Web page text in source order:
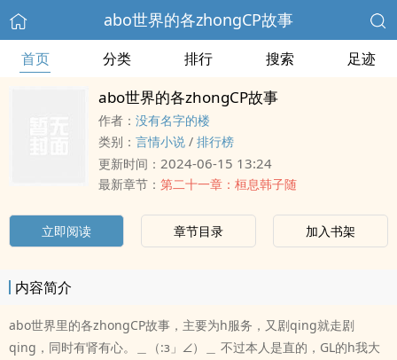
abo世界的各zhongCP故事
首页 分类 排行 搜索 足迹
abo世界的各zhongCP故事
作者： 没有名字的楼
类别： 言情小说 / 排行榜
更新时间： 2024-06-15 13:24
最新章节： 第二十一章：桓息韩子随
立即阅读 章节目录 加入书架
内容简介
abo世界里的各zhongCP故事，主要为h服务，又剧qing就走剧
qing，同时有肾有心。＿（:з」∠）＿ 不过本人是直的，GL的h我大